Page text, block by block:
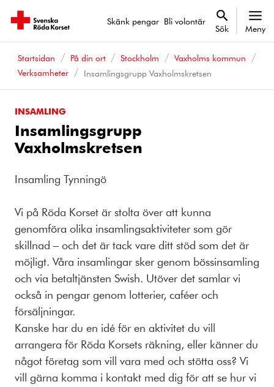
Skänk pengar Bli volontär
Sök Meny
Startsidan På din ort Stockholm
Vaxholms kommun
Verksamheter
Insamlingsgrupp Vaxholmskretsen
INSAMLING
Insamlingsgrupp
Vaxholmskretsen
Insamling Tynningö
Vi på Röda Korset är stolta över att kunna
genomföra olika insamlingsaktiviteter som gör
skillnad – och det är tack vare ditt stöd som det är
möjligt. Våra insamlingar sker genom bössinsamling
och via betaltjänsten Swish. Utöver det samlar vi
också in pengar genom lotterier, caféer och
försäljningar.
Kanske har du en idé för en aktivitet du vill
arrangera för Röda Korsets räkning, eller känner du
något företag som vill vara med och stötta oss? Vi
vill gärna komma i kontakt med dig för att se hur vi